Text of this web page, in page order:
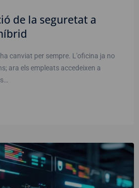
de la seguretat a
canviat per sempre. L'oficina ja no
ara els empleats accedeixen a